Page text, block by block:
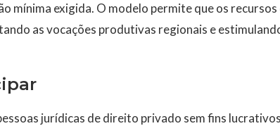
mínima exigida. O modelo permite que os
as vocações produtivas regionais e
jurídicas de direito privado sem fins